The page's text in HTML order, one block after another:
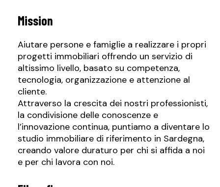
Mission
Aiutare persone e famiglie a realizzare i propri
progetti immobiliari offrendo un servizio di
altissimo livello, basato su competenza,
tecnologia, organizzazione e attenzione al
cliente.
Attraverso la crescita dei nostri professionisti,
la condivisione delle conoscenze e
l’innovazione continua, puntiamo a diventare lo
studio immobiliare di riferimento in Sardegna,
creando valore duraturo per chi si affida a noi
e per chi lavora con noi.